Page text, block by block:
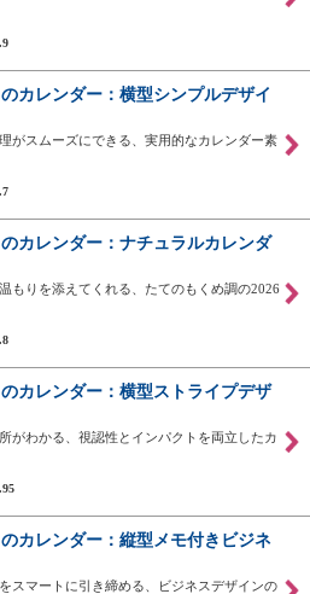
カレンダー：横型シンプルデザイ
がスムーズにできる、実用的なカレンダー素
カレンダー：ナチュラルカレンダ
もりを添えてくれる、たてのもくめ調の2026
カレンダー：横型ストライプデザ
がわかる、視認性とインパクトを両立したカ
カレンダー：縦型メモ付きビジネ
スマートに引き締める、ビジネスデザインの